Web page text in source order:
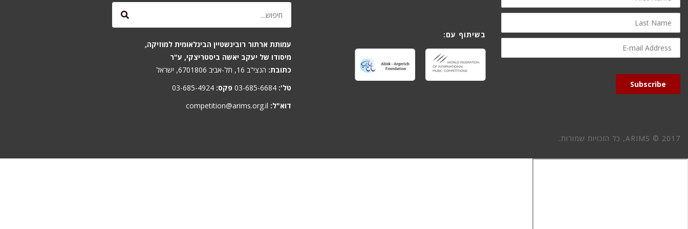
Last
Name
E-
mail
Subscribe
ARIMS © 2017, כל הזכויות שמורות.
בשיתוף עם:
עמותת ארתור רובינשטיין הבינלאומית למוזיקה,
מיסודו של יעקב יאשה ביסטריצקי, ע"ר
כתובת: הנצי"ב 16, תל-אביב 6701806, ישראל
טל': 03-685-6684 פקס: 03-685-4924
דוא"ל: competition@arims.org.il